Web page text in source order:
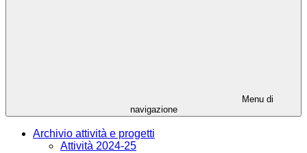
Menu di
navigazione
Archivio attività e progetti
Attività 2024-25